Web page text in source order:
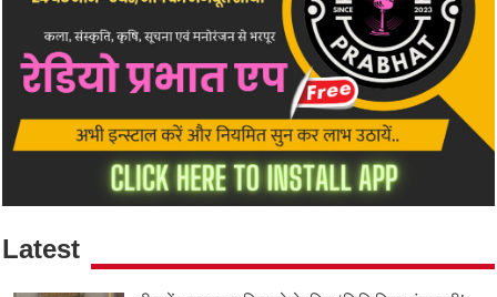
Latest